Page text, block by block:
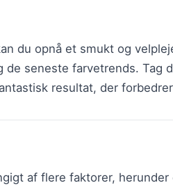
du opnå et smukt og
de seneste farvetrends. Tag
resultat, der
af flere faktorer,